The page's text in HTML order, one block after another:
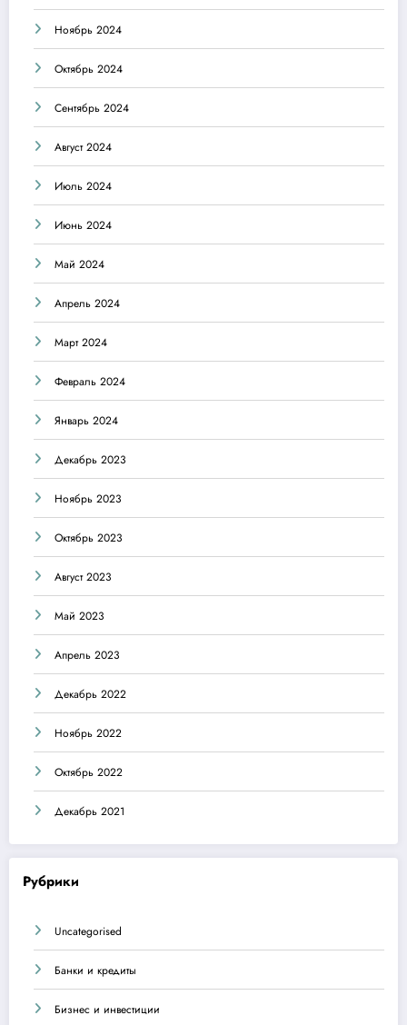
Ноябрь 2024
Октябрь 2024
Сентябрь 2024
Август 2024
Июль 2024
Июнь 2024
Май 2024
Апрель 2024
Март 2024
Февраль 2024
Январь 2024
Декабрь 2023
Ноябрь 2023
Октябрь 2023
Август 2023
Май 2023
Апрель 2023
Декабрь 2022
Ноябрь 2022
Октябрь 2022
Декабрь 2021
Рубрики
Uncategorised
Банки и кредиты
Бизнес и инвестиции